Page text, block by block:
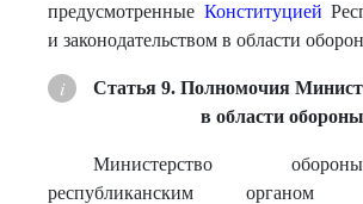
предусмотренные Конституцией
и законодательством в области
Статья 9. Полномочия
в области обороны
Министерство
республиканским органом